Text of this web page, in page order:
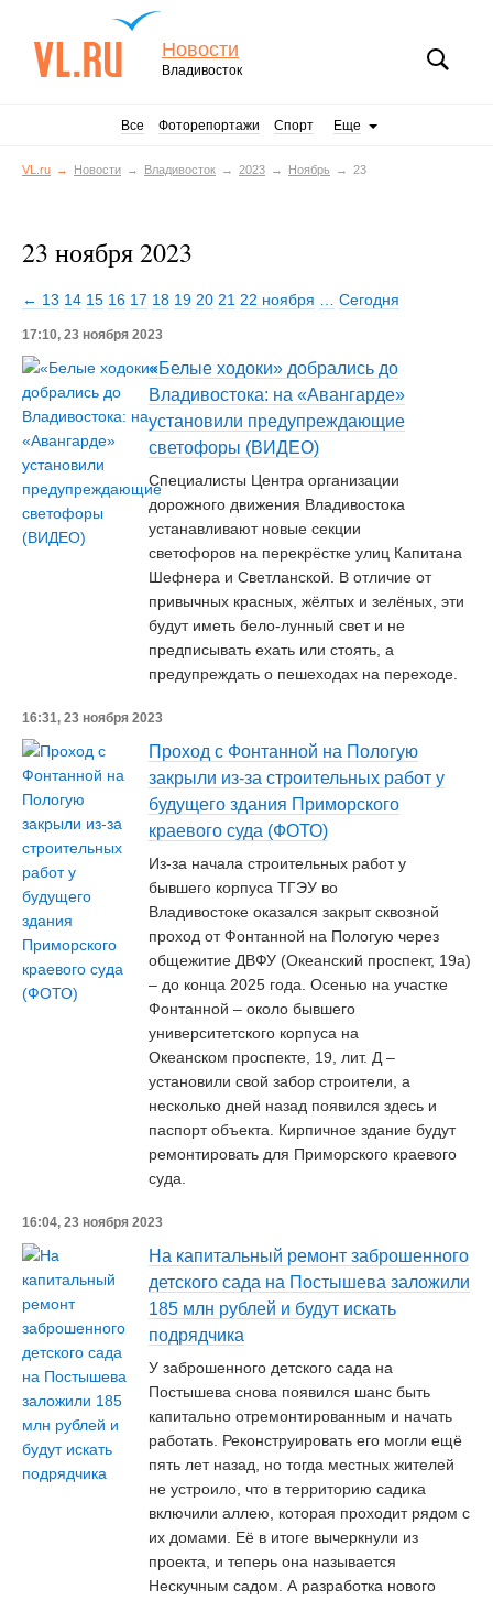
Новости
Владивосток
Все Фоторепортажи Спорт Еще
VL.ru Новости Владивосток 2023 Ноябрь 23
23 ноября 2023
← 13 14 15 16 17 18 19 20 21 22 ноября Сегодня
17:10, 23 ноября 2023
«Белые ходоки» добрались до
Владивостока: на «Авангарде»
установили предупреждающие
светофоры (ВИДЕО)
Специалисты Центра организации
дорожного движения Владивостока
устанавливают новые секции
светофоров на перекрёстке улиц Капитана
Шефнера и Светланской. В отличие от
привычных красных, жёлтых и зелёных, эти
будут иметь бело-лунный свет и не
предписывать ехать или стоять, а
предупреждать о пешеходах на переходе.
16:31, 23 ноября 2023
Проход с Фонтанной на Пологую
закрыли из-за строительных работ у
будущего здания Приморского
краевого суда (ФОТО)
Из-за начала строительных работ у
бывшего корпуса ТГЭУ во
Владивостоке оказался закрыт сквозной
проход от Фонтанной на Пологую через
общежитие ДВФУ (Океанский проспект, 19а)
– до конца 2025 года. Осенью на участке
Фонтанной – около бывшего
университетского корпуса на
Океанском проспекте, 19, лит. Д –
установили свой забор строители, а
несколько дней назад появился здесь и
паспорт объекта. Кирпичное здание будут
ремонтировать для Приморского краевого
суда.
16:04, 23 ноября 2023
На капитальный ремонт заброшенного
детского сада на Постышева заложили
185 млн рублей и будут искать
подрядчика
У заброшенного детского сада на
Постышева снова появился шанс быть
капитально отремонтированным и начать
работать. Реконструировать его могли ещё
пять лет назад, но тогда местных жителей
не устроило, что в территорию садика
включили аллею, которая проходит рядом с
их домами. Её в итоге вычеркнули из
проекта, и теперь она называется
Нескучным садом. А разработка нового